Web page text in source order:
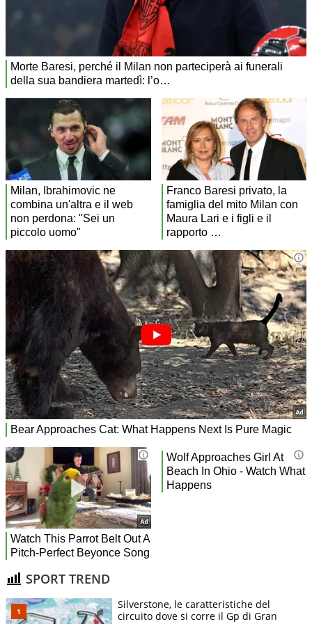
SPORT TREND
Silverstone, le caratteristiche del
circuito dove si corre il Gp di Gran